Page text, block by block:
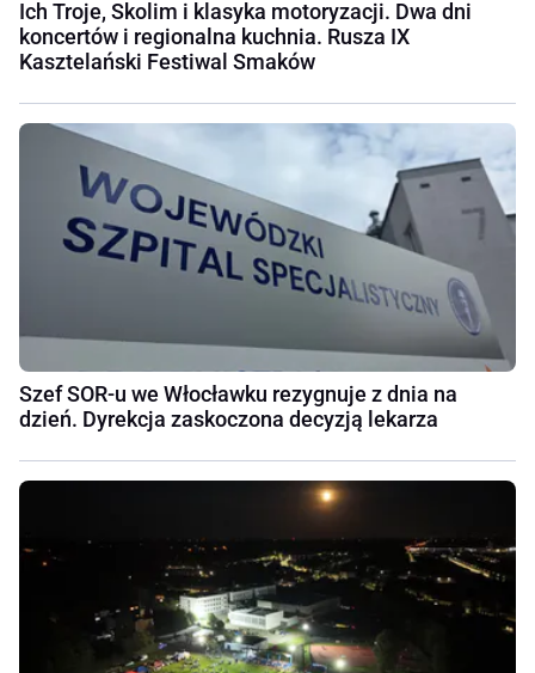
Ich Troje, Skolim i klasyka motoryzacji. Dwa dni
koncertów i regionalna kuchnia. Rusza IX
Kasztelański Festiwal Smaków
Szef SOR-u we Włocławku rezygnuje z dnia na
dzień. Dyrekcja zaskoczona decyzją lekarza